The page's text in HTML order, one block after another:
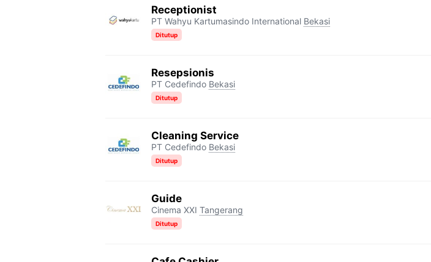
Receptionist
PT Wahyu Kartumasindo International Bekasi
Ditutup
Resepsionis
PT Cedefindo Bekasi
Ditutup
Cleaning Service
PT Cedefindo Bekasi
Ditutup
Guide
Cinema XXI Tangerang
Ditutup